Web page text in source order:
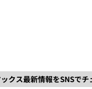
クス最新情報をSNSでチ